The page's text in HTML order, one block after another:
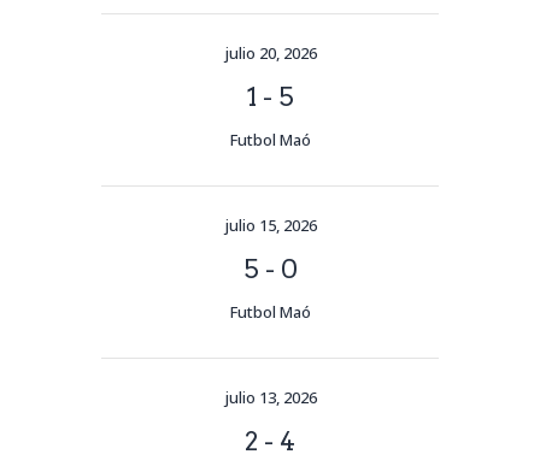
julio 20, 2026
1 - 5
Futbol Maó
julio 15, 2026
5 - 0
Futbol Maó
julio 13, 2026
2 - 4